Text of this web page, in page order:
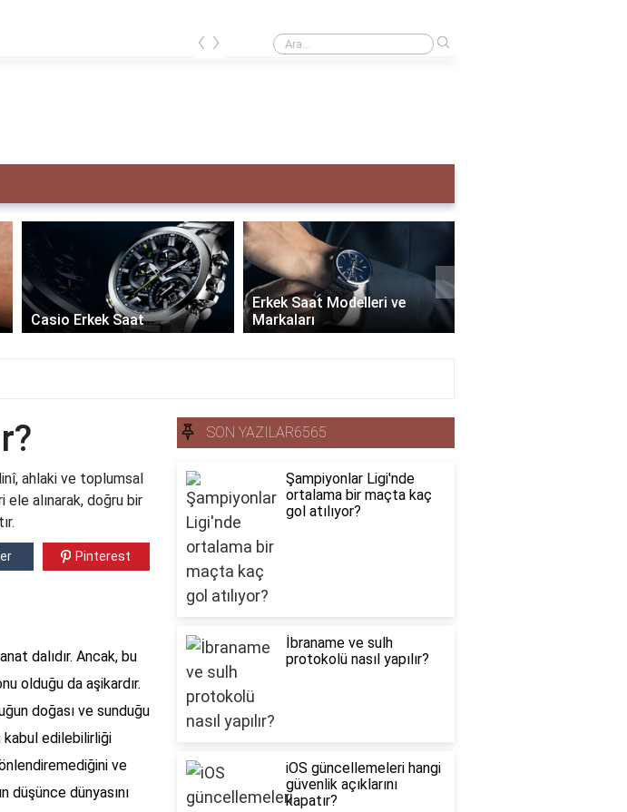
Creative taş ne demek?
‹ ›
Casio Erkek Saat
Erkek Saat Modelleri ve
Markaları
›
ahlaki ve toplumsal
alınarak, doğru bir
Pinterest
dalıdır. Ancak, bu
olduğu da aşikardır.
doğası ve sunduğu
kabul edilebilirliği
ve
düşünce dünyasını
SON YAZILAR6565
Şampiyonlar Ligi'nde
ortalama bir maçta kaç
gol atılıyor?
İbraname ve sulh
protokolü nasıl yapılır?
iOS güncellemeleri hangi
güvenlik açıklarını
kapatır?